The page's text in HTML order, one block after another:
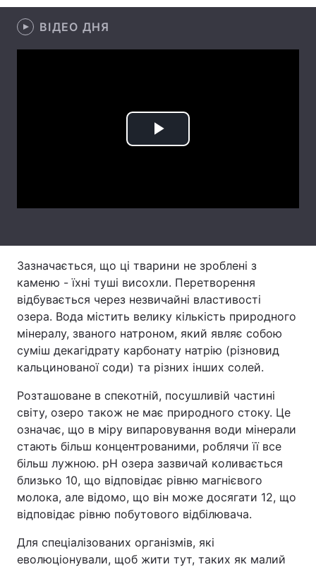
Відео з Youtube
Тема оформлення
ВІДЕО ДНЯ
Play
Зазначається, що ці тварини не зроблені з
каменю - їхні туші висохли. Перетворення
відбувається через незвичайні властивості
озера. Вода містить велику кількість природного
мінералу, званого натроном, який являє собою
суміш декагідрату карбонату натрію (різновид
кальцинованої соди) та різних інших солей.
Розташоване в спекотній, посушливій частині
світу, озеро також не має природного стоку. Це
означає, що в міру випаровування води мінерали
стають більш концентрованими, роблячи її все
більш лужною. pH озера зазвичай коливається
близько 10, що відповідає рівню магнієвого
молока, але відомо, що він може досягати 12, що
відповідає рівню побутового відбілювача.
Для спеціалізованих організмів, які
еволюціонували, щоб жити тут, таких як малий